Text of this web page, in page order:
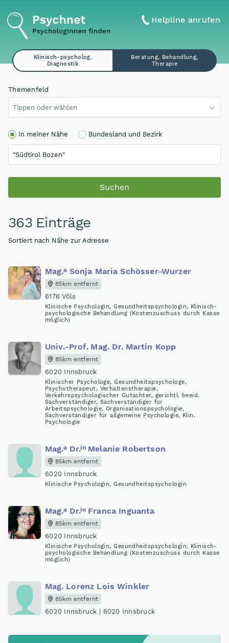
Helpline anrufen
Klinisch-psycholog.
Diagnostik
Beratung, Behandlung,
Therapie
Themenfeld
Tippen oder wählen
In meiner Nähe Bundesland und Bezirk
Suchen
363 Einträge
Sortiert nach Nähe zur Adresse
Mag.aSonja Maria Schösser-Wurzer
85km entfernt
6176 Völs
Klinische Psychologin, Gesundheitspsychologin, Klinisch-
psychologische Behandlung (Kostenzuschuss durch Kasse
möglich)
Univ.-Prof.Mag.Dr.Martin Kopp
85km entfernt
6020 Innsbruck
Klinischer Psychologe, Gesundheitspsychologe,
Psychotherapeut, Verhaltenstherapie,
Verkehrspsychologischer Gutachter, gerichtl. beeid.
Sachverständiger, Sachverständiger für
Arbeitspsychologie, Organisationspsychologie,
Sachverständiger für allgemeine Psychologie, Klin.
Psychologie
Mag.aDr.inMelanie Robertson
85km entfernt
6020 Innsbruck
Klinische Psychologin, Gesundheitspsychologin
Mag.aDr.inFranca Inguanta
85km entfernt
6020 Innsbruck
Klinische Psychologin, Gesundheitspsychologin, Klinisch-
psychologische Behandlung (Kostenzuschuss durch Kasse
möglich)
Mag. Lorenz Lois Winkler
85km entfernt
6020 Innsbruck | 6020 Innsbruck